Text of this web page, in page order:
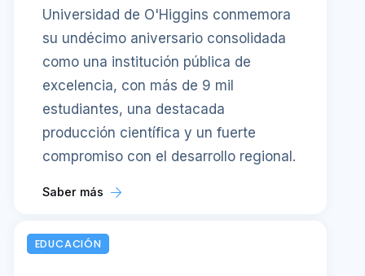
Universidad de O'Higgins conmemora
su undécimo aniversario consolidada
como una institución pública de
excelencia, con más de 9 mil
estudiantes, una destacada
producción científica y un fuerte
compromiso con el desarrollo regional.
Saber más
EDUCACIÓN